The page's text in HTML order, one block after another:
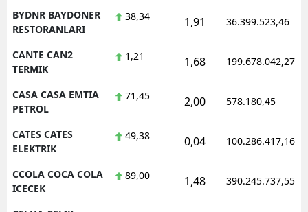
BYDNR BAYDONER
RESTORANLARI
38,34 1,91 36.399.523,46
CANTE CAN2
TERMIK
1,21 1,68 199.678.042,27
CASA CASA EMTIA
PETROL
71,45 2,00 578.180,45
CATES CATES
ELEKTRIK
49,38 0,04 100.286.417,16
CCOLA COCA COLA
ICECEK
89,00 1,48 390.245.737,55